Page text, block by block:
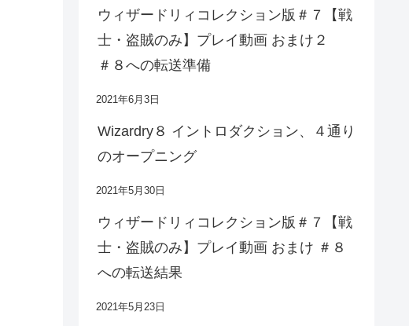
ウィザードリィコレクション版＃７【戦
士・盗賊のみ】プレイ動画 おまけ２
＃８への転送準備
2021年6月3日
Wizardry８ イントロダクション、４通り
のオープニング
2021年5月30日
ウィザードリィコレクション版＃７【戦
士・盗賊のみ】プレイ動画 おまけ ＃８
への転送結果
2021年5月23日